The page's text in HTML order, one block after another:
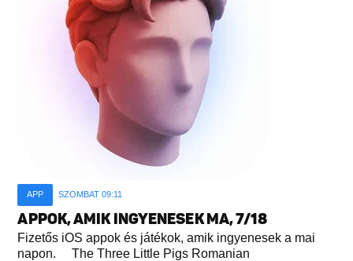
APP SZOMBAT 09:11
APPOK, AMIK INGYENESEK MA, 7/18
Fizetős iOS appok és játékok, amik ingyenesek a mai
napon. The Three Little Pigs Romanian